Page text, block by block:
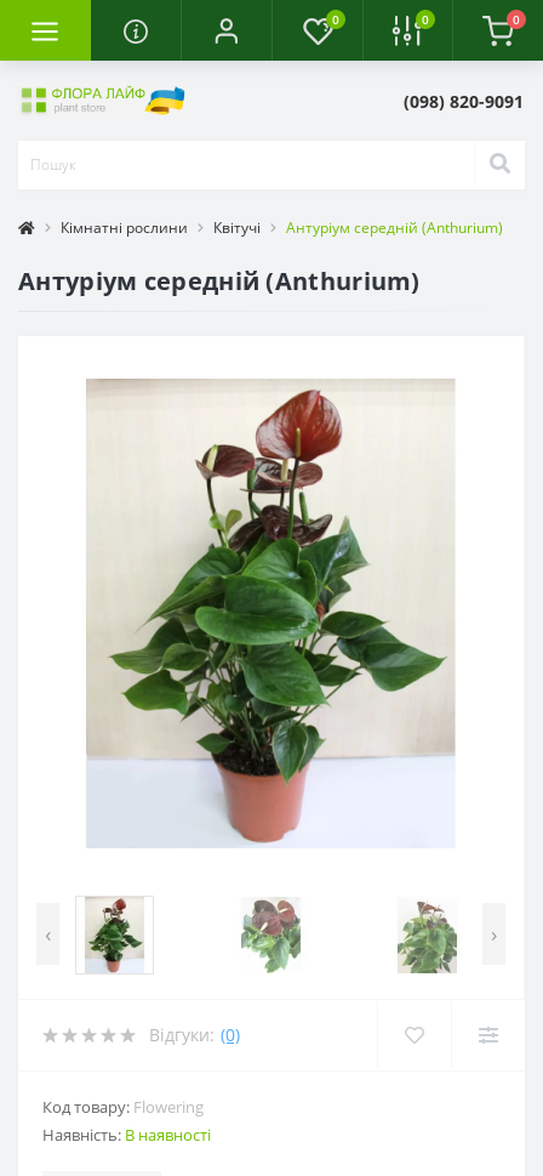
0 0 0
(098) 820-9091
Кімнатні рослини Квітучі Антуріум середній (Anthurium)
Антуріум середній (Anthurium)
‹ ›
Відгуки: (0)
Код товару: Flowering
Наявність: В наявності